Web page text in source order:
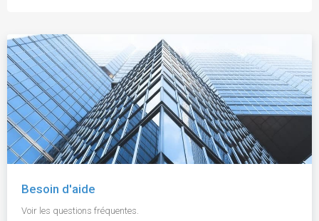
Besoin d'aide
Voir les questions fréquentes.